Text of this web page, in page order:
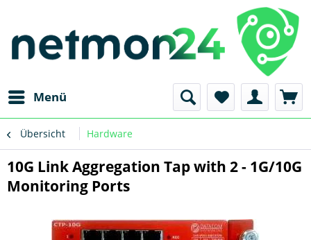
Menü
Übersicht Hardware
10G Link Aggregation Tap with 2 - 1G/10G
Monitoring Ports